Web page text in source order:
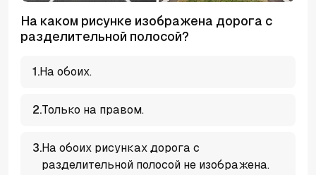
На каком рисунке изображена дорога с
разделительной полосой?
1.На обоих.
2.Только на правом.
3.На обоих рисунках дорога с
разделительной полосой не изображена.